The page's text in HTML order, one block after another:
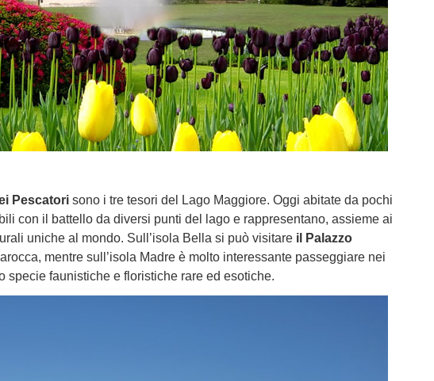
Pescatori sono i tre tesori del Lago Maggiore. Oggi abitate da pochi
con il battello da diversi punti del lago e rappresentano, assieme ai
uniche al mondo. Sull’isola Bella si può visitare il Palazzo
mentre sull’isola Madre è molto interessante passeggiare nei
specie faunistiche e floristiche rare ed esotiche.